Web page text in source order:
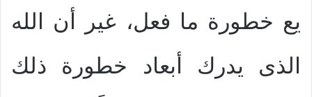
يع خطورة ما فعل، غير أن الله
الذى يدرك أبعاد خطورة ذلك